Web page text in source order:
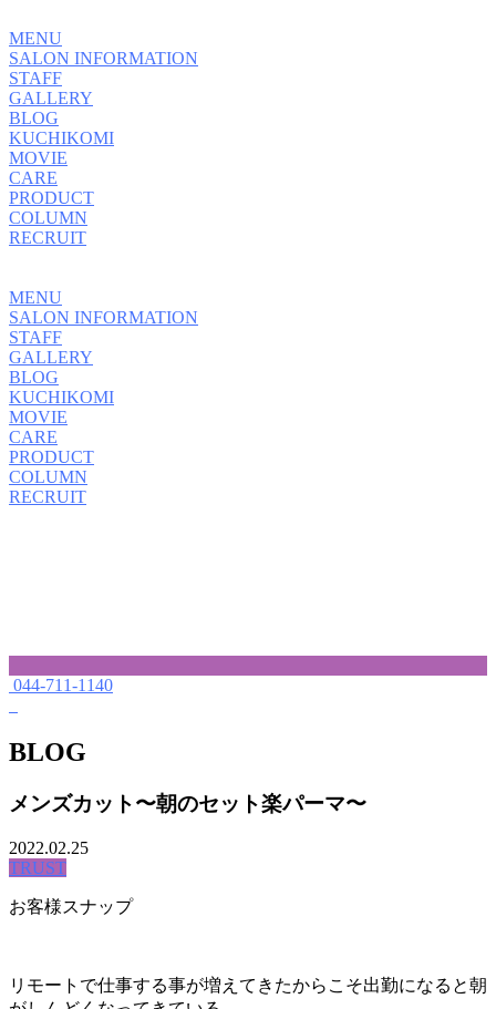
MENU
SALON INFORMATION
STAFF
GALLERY
BLOG
KUCHIKOMI
MOVIE
CARE
PRODUCT
COLUMN
RECRUIT
MENU
SALON INFORMATION
STAFF
GALLERY
BLOG
KUCHIKOMI
MOVIE
CARE
PRODUCT
COLUMN
RECRUIT
044-711-1140
BLOG
メンズカット〜朝のセット楽パーマ〜
2022.02.25
TRUST
お客様スナップ
リモートで仕事する事が増えてきたからこそ出勤になると朝